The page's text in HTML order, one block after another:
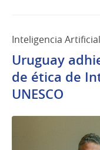
Inteligencia Artificial
Uruguay
de ética de
UNESCO